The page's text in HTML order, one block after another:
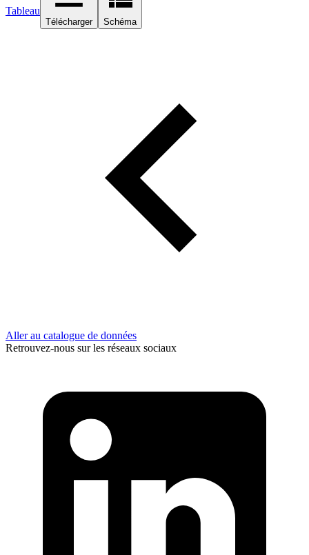
Tableau
Télécharger Schéma
Aller au catalogue de données
Retrouvez-nous sur les réseaux sociaux